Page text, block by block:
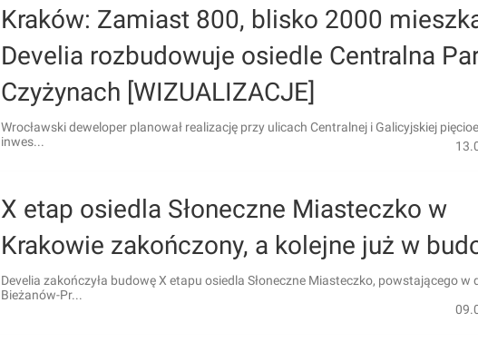
Kraków: Zamiast 800, blisko 2000
Develia rozbudowuje osiedle Centralna
Czyżynach [WIZUALIZACJE]
Wrocławski deweloper planował realizację przy ulicach Centralnej i Galicyjskiej
inwes...
X etap osiedla Słoneczne Miasteczko w
Krakowie zakończony, a kolejne już w
Develia zakończyła budowę X etapu osiedla Słoneczne Miasteczko, powstającego w
Bieżanów-Pr...